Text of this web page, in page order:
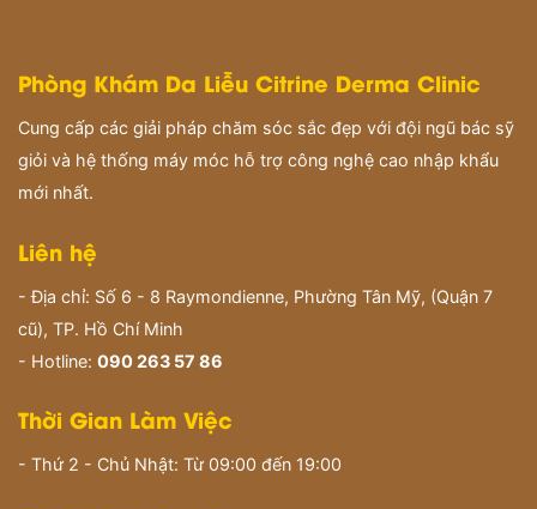
Phòng Khám Da Liễu Citrine Derma Clinic
Cung cấp các giải pháp chăm sóc sắc đẹp với đội ngũ bác sỹ
giỏi và hệ thống máy móc hỗ trợ công nghệ cao nhập khẩu
mới nhất.
Liên hệ
- Địa chỉ: Số 6 - 8 Raymondienne, Phường Tân Mỹ, (Quận 7
cũ), TP. Hồ Chí Minh
- Hotline: 090 263 57 86
Thời Gian Làm Việc
- Thứ 2 - Chủ Nhật: Từ 09:00 đến 19:00